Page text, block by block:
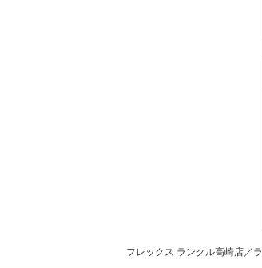
フレックス ランクル高崎店／